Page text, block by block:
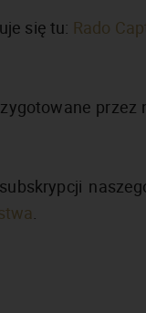
się tu: Rado
przez